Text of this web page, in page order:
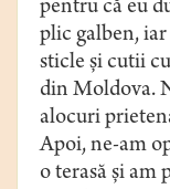
pentru că eu
plic galben,
sticle şi cutii
din Moldova.
alocuri
Apoi, ne-am
o terasă şi am